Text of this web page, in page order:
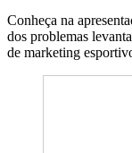
Conheça na
dos problemas
de marketing